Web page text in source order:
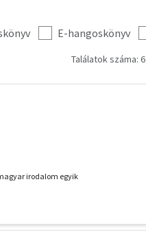
E-hangoskönyv
Találatok száma: 6
irodalom egyik